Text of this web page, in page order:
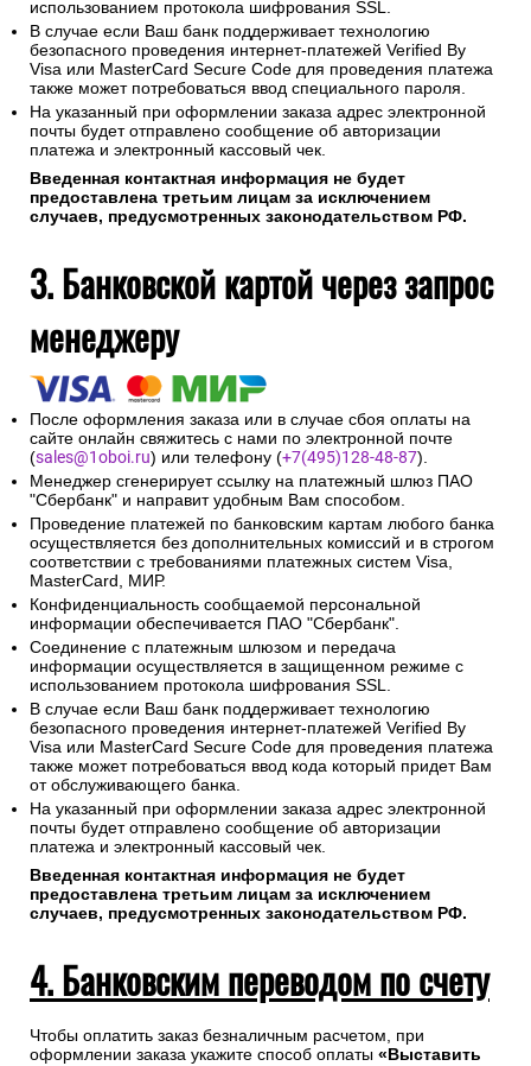
информации обеспечивается ПАО "Сбербанк".
Соединение с платежным шлюзом и передача
информации осуществляется в защищенном режиме с
использованием протокола шифрования SSL.
В случае если Ваш банк поддерживает технологию
безопасного проведения интернет-платежей Verified By
Visa или MasterCard Secure Code для проведения платежа
также может потребоваться ввод специального пароля.
На указанный при оформлении заказа адрес электронной
почты будет отправлено сообщение об авторизации
платежа и электронный кассовый чек.
случаев, предусмотренных законодательством РФ.
3. Банковской картой через запрос
менеджеру
После оформления заказа или в случае сбоя оплаты на
сайте онлайн свяжитесь с нами по электронной почте
(sales@1oboi.ru) или телефону (+7(495)128-48-87).
Менеджер сгенерирует ссылку на платежный шлюз ПАО
"Сбербанк" и направит удобным Вам способом.
Проведение платежей по банковским картам любого банка
осуществляется без дополнительных комиссий и в строгом
соответствии с требованиями платежных систем Visa,
MasterCard, МИР.
Конфиденциальность сообщаемой персональной
информации обеспечивается ПАО "Сбербанк".
Соединение с платежным шлюзом и передача
информации осуществляется в защищенном режиме с
использованием протокола шифрования SSL.
В случае если Ваш банк поддерживает технологию
безопасного проведения интернет-платежей Verified By
Visa или MasterCard Secure Code для проведения платежа
также может потребоваться ввод кода который придет Вам
от обслуживающего банка.
На указанный при оформлении заказа адрес электронной
почты будет отправлено сообщение об авторизации
платежа и электронный кассовый чек.
случаев, предусмотренных законодательством РФ.
4. Банковским переводом по счету